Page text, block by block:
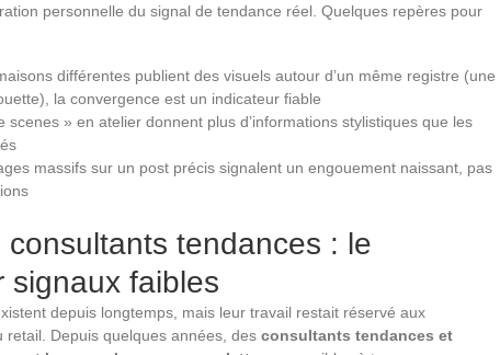
personnelle du signal de tendance réel. Quelques repères pour
différentes publient des visuels autour d’un même registre (une
la convergence est un indicateur fiable
scenes » en atelier donnent plus d’informations stylistiques que les
massifs sur un post précis signalent un engouement naissant, pas
consultants tendances : le
signaux faibles
depuis longtemps, mais leur travail restait réservé aux
retail. Depuis quelques années, des consultants tendances et